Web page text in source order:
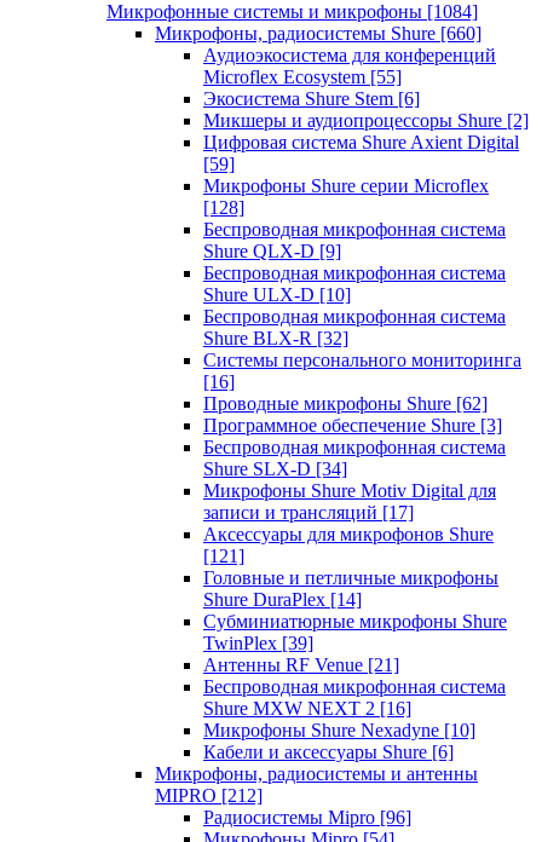
Микрофонные системы и микрофоны [1084]
Микрофоны, радиосистемы Shure [660]
Аудиоэкосистема для конференций
Microflex Ecosystem [55]
Экосистема Shure Stem [6]
Микшеры и аудиопроцессоры Shure [2]
Цифровая система Shure Axient Digital
[59]
Микрофоны Shure серии Microflex
[128]
Беспроводная микрофонная система
Shure QLX-D [9]
Беспроводная микрофонная система
Shure ULX-D [10]
Беспроводная микрофонная система
Shure BLX-R [32]
Системы персонального мониторинга
[16]
Проводные микрофоны Shure [62]
Программное обеспечение Shure [3]
Беспроводная микрофонная система
Shure SLX-D [34]
Микрофоны Shure Motiv Digital для
записи и трансляций [17]
Аксессуары для микрофонов Shure
[121]
Головные и петличные микрофоны
Shure DuraPlex [14]
Субминиатюрные микрофоны Shure
TwinPlex [39]
Антенны RF Venue [21]
Беспроводная микрофонная система
Shure MXW NEXT 2 [16]
Микрофоны Shure Nexadyne [10]
Кабели и аксессуары Shure [6]
Микрофоны, радиосистемы и антенны
MIPRO [212]
Радиосистемы Mipro [96]